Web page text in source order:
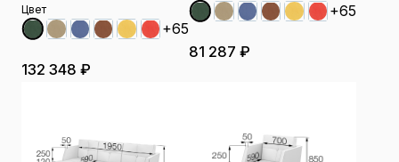
Цвет
+65
132 348 ₽
+65
81 287 ₽